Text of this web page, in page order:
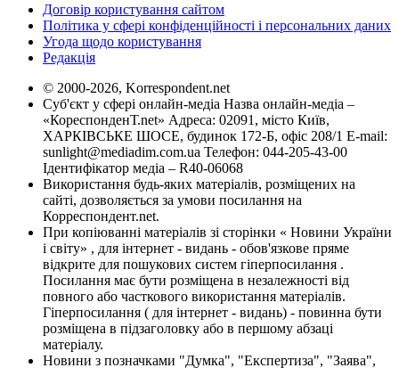
Договір користування сайтом
Політика у сфері конфіденційності і персональних даних
Угода щодо користування
Редакція
© 2000-2026, Korrespondent.net
Суб'єкт у сфері онлайн-медіа Назва онлайн-медіа –
«КореспонденТ.net» Адреса: 02091, місто Київ,
ХАРКІВСЬКЕ ШОСЕ, будинок 172-Б, офіс 208/1 E-mail:
sunlight@mediadim.com.ua Телефон: 044-205-43-00
Ідентифікатор медіа – R40-06068
Використання будь-яких матеріалів, розміщених на
сайті, дозволяється за умови посилання на
Корреспондент.net.
При копіюванні матеріалів зі сторінки « Новини України
і світу» , для інтернет - видань - обов'язкове пряме
відкрите для пошукових систем гіперпосилання .
Посилання має бути розміщена в незалежності від
повного або часткового використання матеріалів.
Гіперпосилання ( для інтернет - видань) - повинна бути
розміщена в підзаголовку або в першому абзаці
матеріалу.
Новини з позначками "Думка", "Експертиза", "Заява",